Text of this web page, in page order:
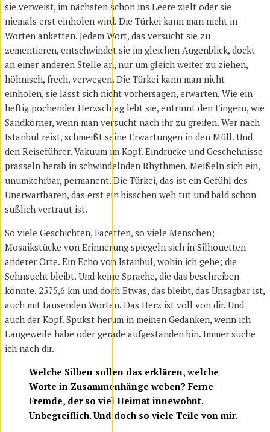
sie verweist, im nächsten schon ins Leere zielt oder sie
niemals erst einholen wird. Die Türkei kann man nicht in
Worten anketten. Jedem Wort, das versucht sie zu
zementieren, entschwindet sie im gleichen Augenblick, dockt
an einer anderen Stelle an, nur um gleich weiter zu ziehen,
höhnisch, frech, verwegen. Die Türkei kann man nicht
einholen, sie lässt sich nicht vorhersagen, erwarten. Wie ein
heftig pochender Herzschlag lebt sie, entrinnt den Fingern, wie
Sandkörner, wenn man versucht nach ihr zu greifen. Wer nach
Istanbul reist, schmeißt seine Erwartungen in den Müll. Und
den Reiseführer. Vakuum im Kopf. Eindrücke und Geschehnisse
prasseln herab in schwindelnden Rhythmen. Meißeln sich ein,
unumkehrbar, permanent. Die Türkei, das ist ein Gefühl des
Unerwartbaren, das erst ein bisschen weh tut und bald schon
süßlich vertraut ist.
So viele Geschichten, Facetten, so viele Menschen;
Mosaikstücke von Erinnerung spiegeln sich in Silhouetten
anderer Orte. Ein Echo von Istanbul, wohin ich gehe; die
Sehnsucht bleibt. Und keine Sprache, die das beschreiben
könnte. 2575,6 km und doch Etwas, das bleibt, das Unsagbar ist,
auch mit tausenden Worten. Das Herz ist voll von dir. Und
auch der Kopf. Spukst herum in meinen Gedanken, wenn ich
Langeweile habe oder gerade aufgestanden bin. Immer suche
ich nach dir.
Welche Silben sollen das erklären, welche
Worte in Zusammenhänge weben? Ferne
Fremde, der so viel Heimat innewohnt.
Unbegreiflich. Und doch so viele Teile von mir.